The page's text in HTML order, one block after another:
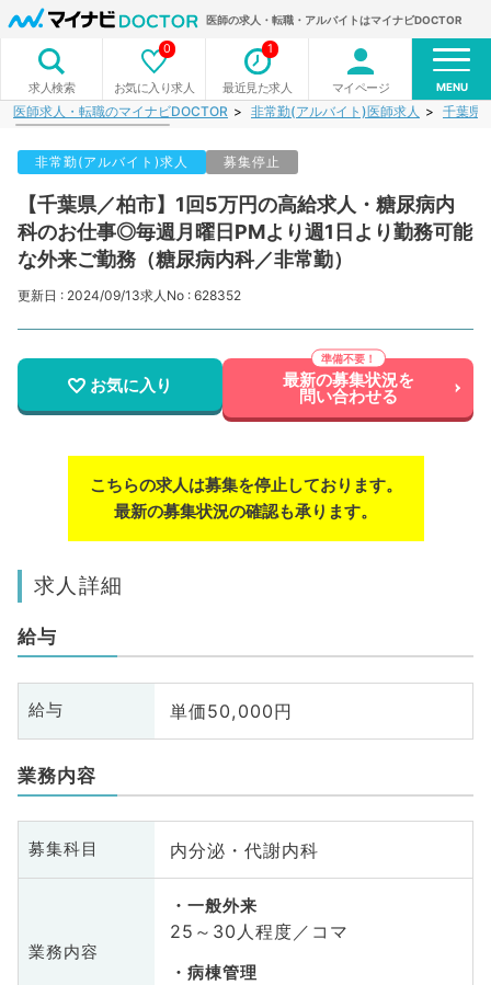
医師の求人・転職・アルバイトはマイナビDOCTOR
求人検索 お気に入り求人
0
最近見た求人
1
マイページ MENU
医師求人・転職のマイナビDOCTOR 非常勤(アルバイト)医師求人 千葉県
非常勤(アルバイト)求人 募集停止
【千葉県／柏市】1回5万円の高給求人・糖尿病内
科のお仕事◎毎週月曜日PMより週1日より勤務可能
な外来ご勤務（糖尿病内科／非常勤）
更新日 : 2024/09/13求人No : 628352
お気に入り 最新の募集状況を
問い合わせる
こちらの求人は募集を停止しております。
最新の募集状況の確認も承ります。
求人詳細
給与
給与 単価50,000円
業務内容
募集科目 内分泌・代謝内科
業務内容
一般外来
25～30人程度／コマ
病棟管理